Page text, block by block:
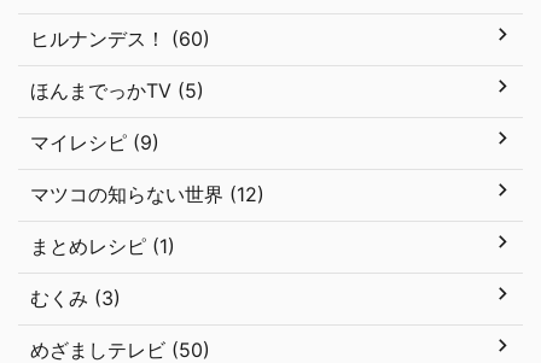
ヒルナンデス！ (60)
ほんまでっかTV (5)
マイレシピ (9)
マツコの知らない世界 (12)
まとめレシピ (1)
むくみ (3)
めざましテレビ (50)